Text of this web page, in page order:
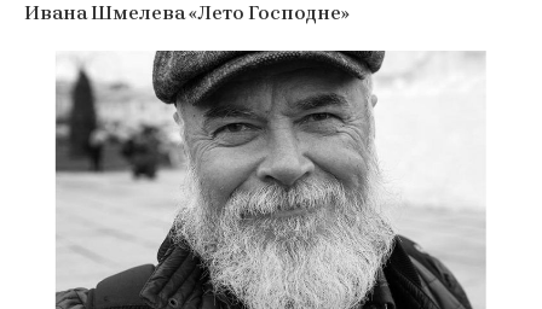
Ивана Шмелева «Лето Господне»